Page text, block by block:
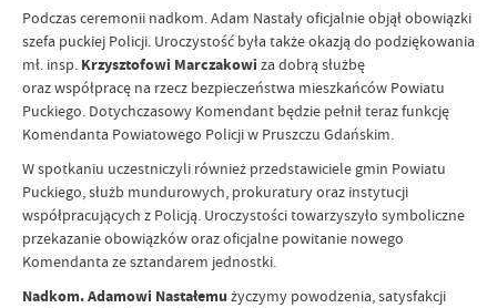
Podczas ceremonii nadkom. Adam Nastały oficjalnie objął obowiązki
szefa puckiej Policji. Uroczystość była także okazją do podziękowania
mł. insp. Krzysztofowi Marczakowi za dobrą służbę
oraz współpracę na rzecz bezpieczeństwa mieszkańców Powiatu
Puckiego. Dotychczasowy Komendant będzie pełnił teraz funkcję
Komendanta Powiatowego Policji w Pruszczu Gdańskim.
W spotkaniu uczestniczyli również przedstawiciele gmin Powiatu
Puckiego, służb mundurowych, prokuratury oraz instytucji
współpracujących z Policją. Uroczystości towarzyszyło symboliczne
przekazanie obowiązków oraz oficjalne powitanie nowego
Komendanta ze sztandarem jednostki.
Nadkom. Adamowi Nastałemu życzymy powodzenia, satysfakcji